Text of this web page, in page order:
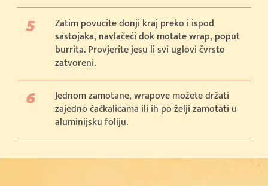
Zatim povucite donji kraj preko i ispod
sastojaka, navlačeći dok motate wrap, poput
burrita. Provjerite jesu li svi uglovi čvrsto
zatvoreni.
Jednom zamotane, wrapove možete držati
zajedno čačkalicama ili ih po želji zamotati u
aluminijsku foliju.